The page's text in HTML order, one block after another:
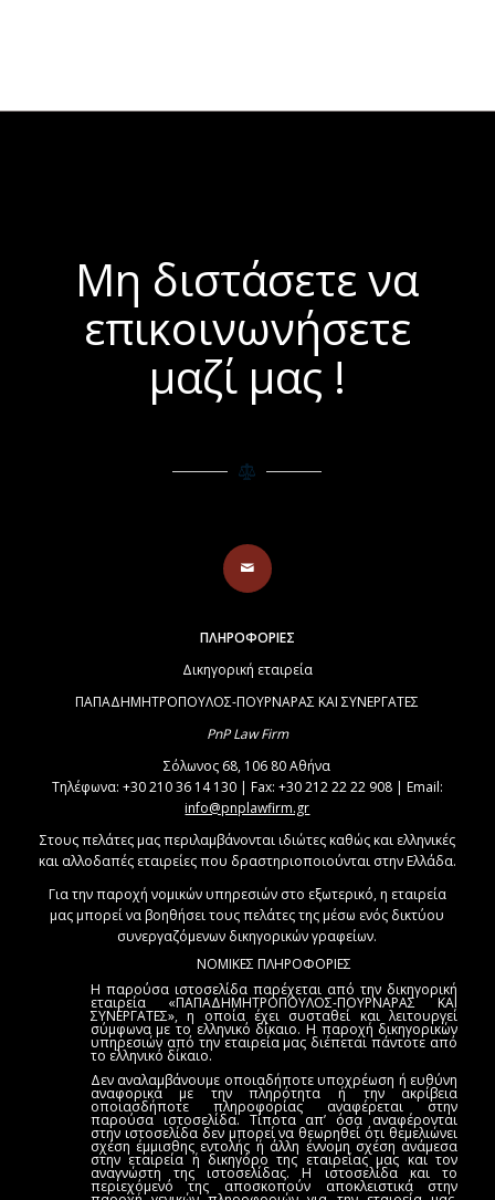
Μη διστάσετε να
επικοινωνήσετε
μαζί μας !
ΠΛΗΡΟΦΟΡΙΕΣ
Δικηγορική εταιρεία
ΠΑΠΑΔΗΜΗΤΡΟΠΟΥΛΟΣ-ΠΟΥΡΝΑΡΑΣ ΚΑΙ ΣΥΝΕΡΓΑΤΕΣ
PnP Law Firm
Σόλωνος 68, 106 80 Αθήνα
Τηλέφωνα: +30 210 36 14 130 | Fax: +30 212 22 22 908 | Email:
info@pnplawfirm.gr
Στους πελάτες μας περιλαμβάνονται ιδιώτες καθώς και ελληνικές
και αλλοδαπές εταιρείες που δραστηριοποιούνται στην Ελλάδα.
Για την παροχή νομικών υπηρεσιών στο εξωτερικό, η εταιρεία
μας μπορεί να βοηθήσει τους πελάτες της μέσω ενός δικτύου
συνεργαζόμενων δικηγορικών γραφείων.
ΝΟΜΙΚΕΣ ΠΛΗΡΟΦΟΡΙΕΣ
Η παρούσα ιστοσελίδα παρέχεται από την δικηγορική
εταιρεία «ΠΑΠΑΔΗΜΗΤΡΟΠΟΥΛΟΣ-ΠΟΥΡΝΑΡΑΣ ΚΑΙ
ΣΥΝΕΡΓΑΤΕΣ», η οποία έχει συσταθεί και λειτουργεί
σύμφωνα με το ελληνικό δίκαιο. Η παροχή δικηγορικών
υπηρεσιών από την εταιρεία μας διέπεται πάντοτε από
το ελληνικό δίκαιο.
Δεν αναλαμβάνουμε οποιαδήποτε υποχρέωση ή ευθύνη
αναφορικά με την πληρότητα ή την ακρίβεια
οποιασδήποτε πληροφορίας αναφέρεται στην
παρούσα ιστοσελίδα. Τίποτα απ’ όσα αναφέρονται
στην ιστοσελίδα δεν μπορεί να θεωρηθεί ότι θεμελιώνει
σχέση έμμισθης εντολής ή άλλη έννομη σχέση ανάμεσα
στην εταιρεία ή δικηγόρο της εταιρείας μας και τον
αναγνώστη της ιστοσελίδας. Η ιστοσελίδα και το
περιεχόμενό της αποσκοπούν αποκλειστικά στην